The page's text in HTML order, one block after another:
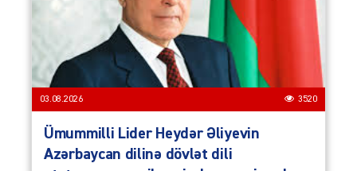
03.08.2026 3520
Ümummilli Lider Heydər Əliyevin
Azərbaycan dilinə dövlət dili